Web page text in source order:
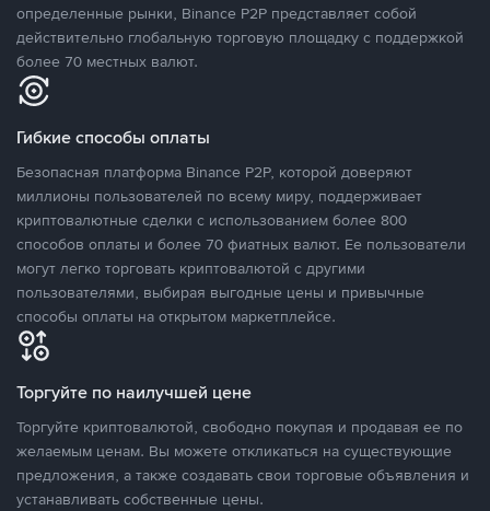
определенные рынки, Binance P2P представляет собой
действительно глобальную торговую площадку с поддержкой
более 70 местных валют.
Гибкие способы оплаты
Безопасная платформа Binance P2P, которой доверяют
миллионы пользователей по всему миру, поддерживает
криптовалютные сделки с использованием более 800
способов оплаты и более 70 фиатных валют. Ее пользователи
могут легко торговать криптовалютой с другими
пользователями, выбирая выгодные цены и привычные
способы оплаты на открытом маркетплейсе.
Торгуйте по наилучшей цене
Торгуйте криптовалютой, свободно покупая и продавая ее по
желаемым ценам. Вы можете откликаться на существующие
предложения, а также создавать свои торговые объявления и
устанавливать собственные цены.